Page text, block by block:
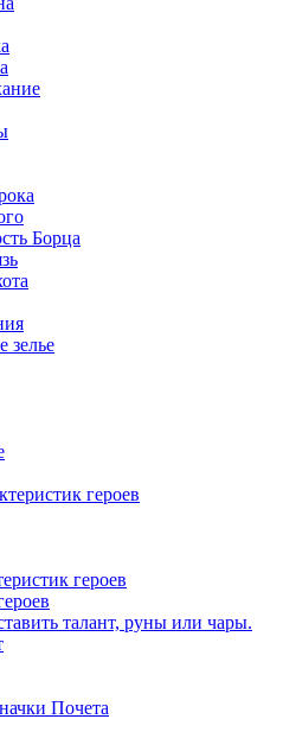
Борца
зелье
героев
героев
талант, руны или чары.
Почета